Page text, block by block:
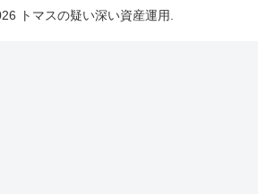
トマスの疑い深い資産運用.